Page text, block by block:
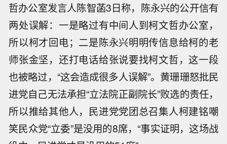
哲办公室发言人陈智菡3日称，陈永兴的公开信有
两处误解：一是略过有中间人到柯文哲办公室，
所以柯才回电；二是陈永兴明明传信息给柯的老
师张金坚，还打电话给张说要找柯文哲，这一段
也被略过，“这会造成很多人误解”。黄珊珊怒批民
进党自己无法承担“立法院正副院长”败选的责任，
所以推给其他人，民进党党团总召集人柯建铭嘲
笑民众党“立委”是没用的8席，“事实证明，这场战